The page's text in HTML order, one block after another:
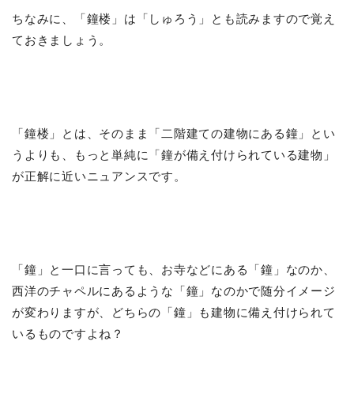
ちなみに、「鐘楼」は「しゅろう」とも読みますので覚え
ておきましょう。
「鐘楼」とは、そのまま「二階建ての建物にある鐘」とい
うよりも、もっと単純に「鐘が備え付けられている建物」
が正解に近いニュアンスです。
「鐘」と一口に言っても、お寺などにある「鐘」なのか、
西洋のチャペルにあるような「鐘」なのかで随分イメージ
が変わりますが、どちらの「鐘」も建物に備え付けられて
いるものですよね？